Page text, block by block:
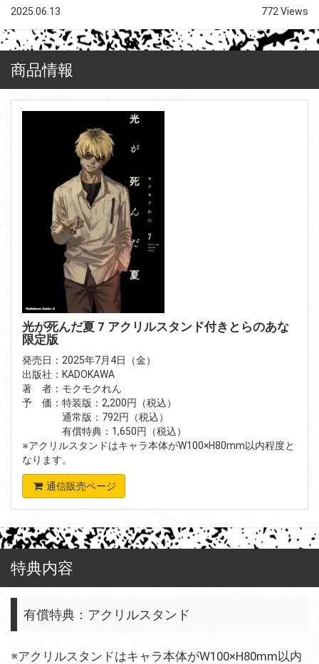
2025.06.13 772 Views
商品情報
光が死んだ夏 7 アクリルスタンド付きとらのあな
限定版
発売日：2025年7月4日（金）
出版社：KADOKAWA
著 者：モクモクれん
予 価：特装版：2,200円（税込）
通常版：792円（税込）
有償特典：1,650円（税込）
※アクリルスタンドはキャラ本体がW100×H80mm以内程度と
なります。
通信販売ページ
特典内容
有償特典：アクリルスタンド
※アクリルスタンドはキャラ本体がW100×H80mm以内